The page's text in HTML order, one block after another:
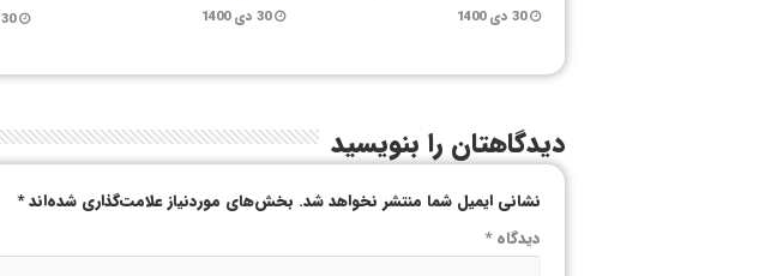
30 دی 1400 30 دی 1400 30 دی 1400
دیدگاهتان را بنویسید
نشانی ایمیل شما منتشر نخواهد شد. بخش‌های موردنیاز علامت‌گذاری شده‌اند*
دیدگاه*